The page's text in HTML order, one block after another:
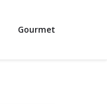
Gourmet